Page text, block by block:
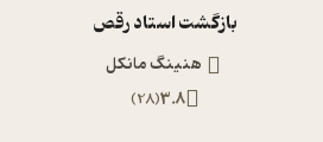
بازگشت استاد رقص
هنینگ مانکل
3.8
(
28
)